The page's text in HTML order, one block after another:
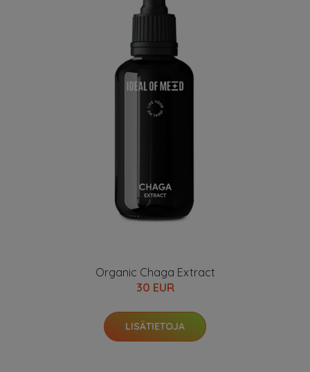
Organic Chaga Extract
30 EUR
LISÄTIETOJA